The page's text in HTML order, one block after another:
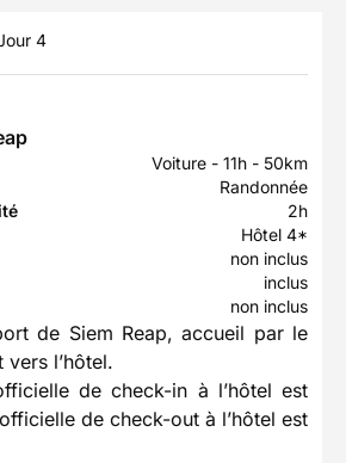
4
Voiture - 11h - 50km
Randonnée
2h
Hôtel 4*
non inclus
inclus
non inclus
de Siem Reap, accueil par le
l’hôtel.
de check-in à l’hôtel est
de check-out à l’hôtel est